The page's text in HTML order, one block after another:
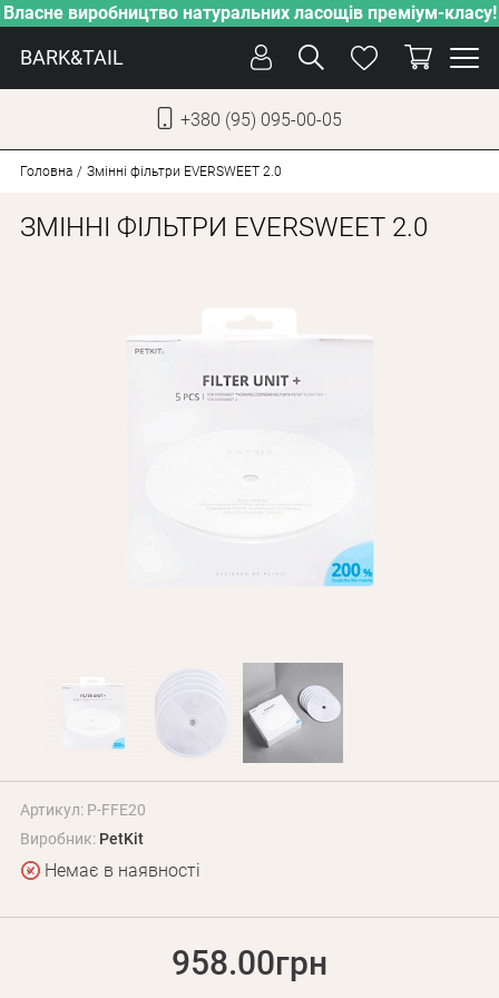
Власне виробництво натуральних ласощів преміум-класу!
BARK&TAIL
+380 (95) 095-00-05
СОБАКИ
ВЛАСНЕ ВИРОБНИЦТВО
НОВИНКИ
БЛОГ
Контакти
+380 (95) 095-00-05
Головна Змінні фільтри EVERSWEET 2.0
ЗМІННІ ФІЛЬТРИ EVERSWEET 2.0
Артикул: P-FFE20
Виробник: PetKit
Немає в наявності
958.00грн